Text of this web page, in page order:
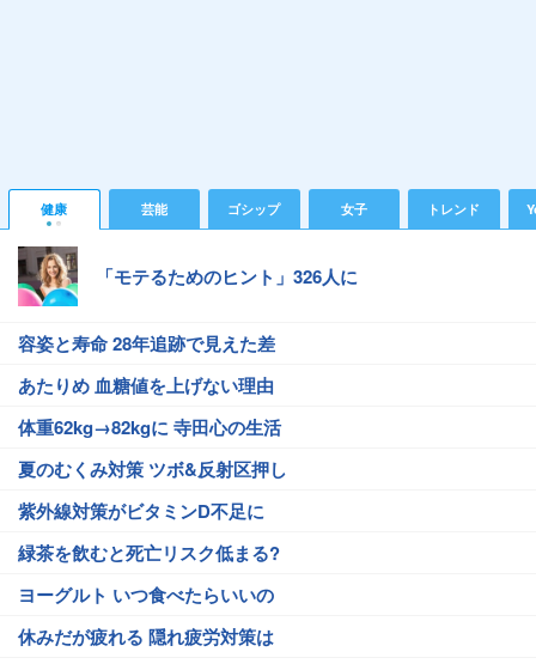
健康 芸能 ゴシップ 女子 トレンド
「モテるためのヒント」326人に
容姿と寿命 28年追跡で見えた差
あたりめ 血糖値を上げない理由
体重62kg→82kgに 寺田心の生活
夏のむくみ対策 ツボ&反射区押し
紫外線対策がビタミンD不足に
緑茶を飲むと死亡リスク低まる?
ヨーグルト いつ食べたらいいの
休みだが疲れる 隠れ疲労対策は